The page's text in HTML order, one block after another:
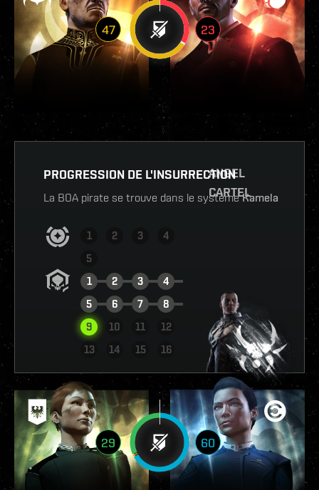
47 23
PROGRESSION DE L'INSURRECTION
La BOA pirate se trouve dans le systèmeKamela
1 2 3
4
5
1
2 3
4
5
6 7
8
9
10 11
12
13
14 15 16
VOIR LE RAPPORT
ANGEL
CARTEL
29 60